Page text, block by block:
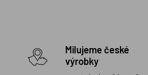
Milujeme české
výrobky